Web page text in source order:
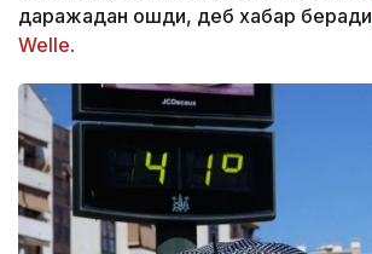
даражадан ошди, деб хабар беради
Welle.